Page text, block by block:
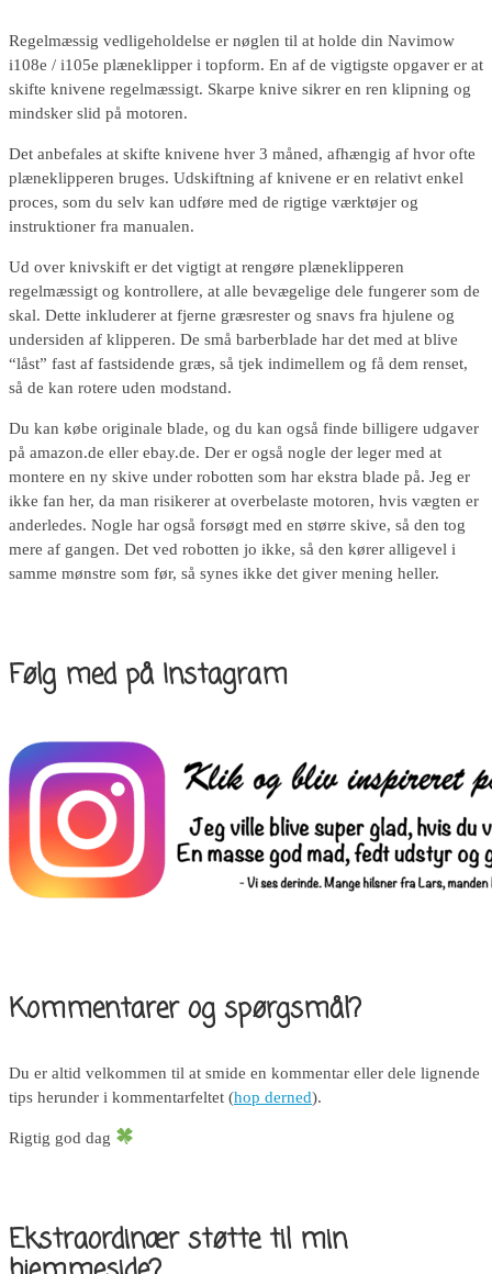
Regelmæssig vedligeholdelse er nøglen til at holde din Navimow
i108e / i105e plæneklipper i topform. En af de vigtigste opgaver er at
skifte knivene regelmæssigt. Skarpe knive sikrer en ren klipning og
mindsker slid på motoren.
Det anbefales at skifte knivene hver 3 måned, afhængig af hvor ofte
plæneklipperen bruges. Udskiftning af knivene er en relativt enkel
proces, som du selv kan udføre med de rigtige værktøjer og
instruktioner fra manualen.
Ud over knivskift er det vigtigt at rengøre plæneklipperen
regelmæssigt og kontrollere, at alle bevægelige dele fungerer som de
skal. Dette inkluderer at fjerne græsrester og snavs fra hjulene og
undersiden af klipperen. De små barberblade har det med at blive
“låst” fast af fastsidende græs, så tjek indimellem og få dem renset,
så de kan rotere uden modstand.
Du kan købe originale blade, og du kan også finde billigere udgaver
på amazon.de eller ebay.de. Der er også nogle der leger med at
montere en ny skive under robotten som har ekstra blade på. Jeg er
ikke fan her, da man risikerer at overbelaste motoren, hvis vægten er
anderledes. Nogle har også forsøgt med en større skive, så den tog
mere af gangen. Det ved robotten jo ikke, så den kører alligevel i
samme mønstre som før, så synes ikke det giver mening heller.
Følg med på Instagram
Kommentarer og spørgsmål?
Du er altid velkommen til at smide en kommentar eller dele lignende
tips herunder i kommentarfeltet (hop derned).
Rigtig god dag
Ekstraordinær støtte til min